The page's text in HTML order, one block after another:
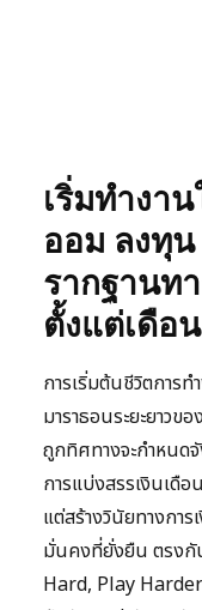
เริ่มทำงา
ออม ลงทุน
รากฐานท
ตั้งแต่เดือ
การเริ่มต้นชีวิตการ
มาราธอนระยะยาวข
ถูกทิศทางจะกำหนดจั
การแบ่งสรรเงินเดื
แต่สร้างวินัยทางการ
มั่นคงที่ยั่งยืน ตรงกั
Hard, Play